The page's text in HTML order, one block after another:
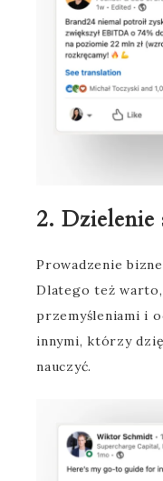
2. Dzielenie
Prowadzenie
Dlatego też
przemyśleniami i
innymi, którzy
nauczyć.